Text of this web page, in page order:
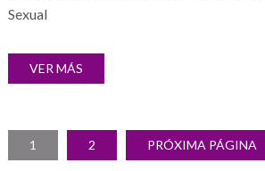
Sexual
VER MÁS
Paginación
de
PÁGINA
1 PÁGINA
2 PRÓXIMA PÁGINA